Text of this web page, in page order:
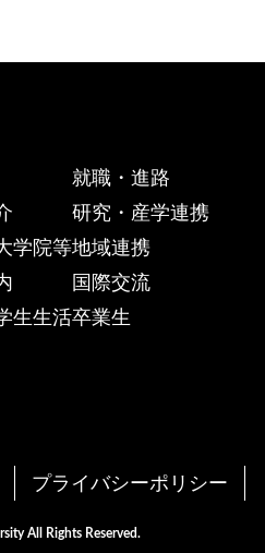
学院等
生生活
就職・進路
研究・産学連携
地域連携
国際交流
卒業生
プライバシーポリシー
All Rights Reserved.